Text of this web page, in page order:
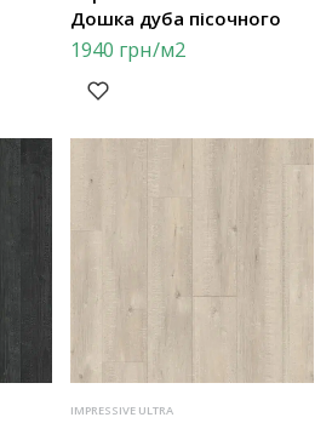
Дошка дуба пісочного
1940 грн/м2
IMPRESSIVE ULTRA